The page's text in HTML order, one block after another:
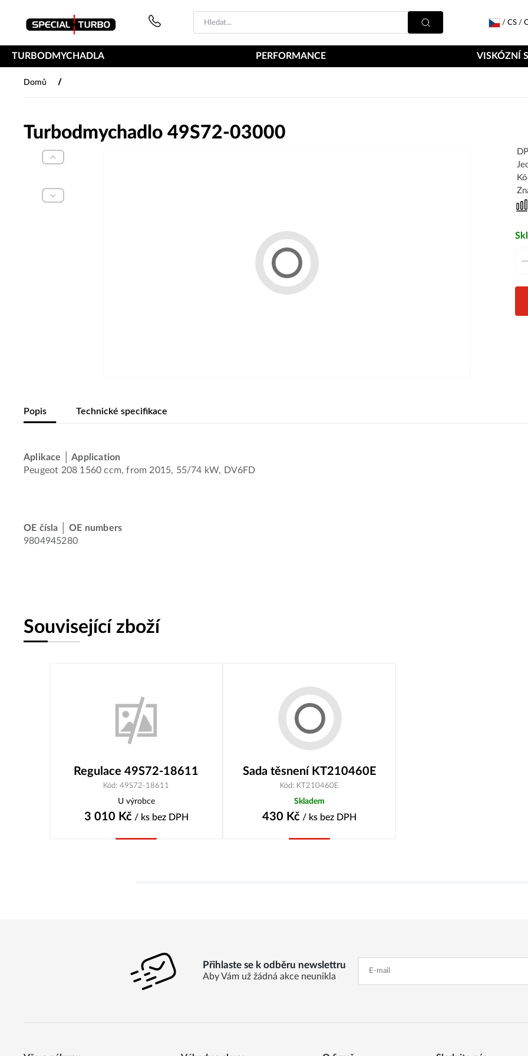
/ CS /
TURBODMYCHADLA PERFORMANCE VISKÓZNÍ
Domů /
Turbodmychadlo 49S72-03000
–
Popis Technické specifikace
Aplikace │ Application
Peugeot 208 1560 ccm, from 2015, 55/74 kW, DV6FD
OE čísla │ OE numbers
9804945280
Související zboží
Regulace 49S72-18611
Kód: 49S72-18611
U výrobce
3 010 Kč/ ks bez DPH
Sada těsnení KT210460E
Kód: KT210460E
Skladem
430 Kč / ks bez DPH
Přihlaste se k odběru newslettru
Aby Vám už žádná akce neunikla